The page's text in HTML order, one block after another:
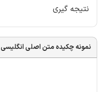
نتیجه گیری
نمونه چکیده متن اصلی انگلیسی